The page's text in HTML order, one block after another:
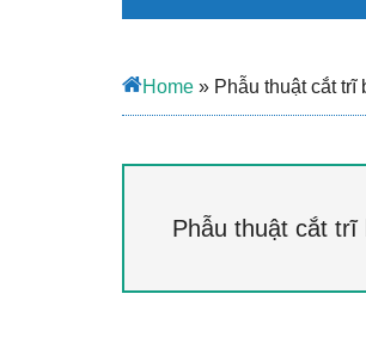
Home » Phẫu thuật cắt
Phẫu thuật cắt trĩ